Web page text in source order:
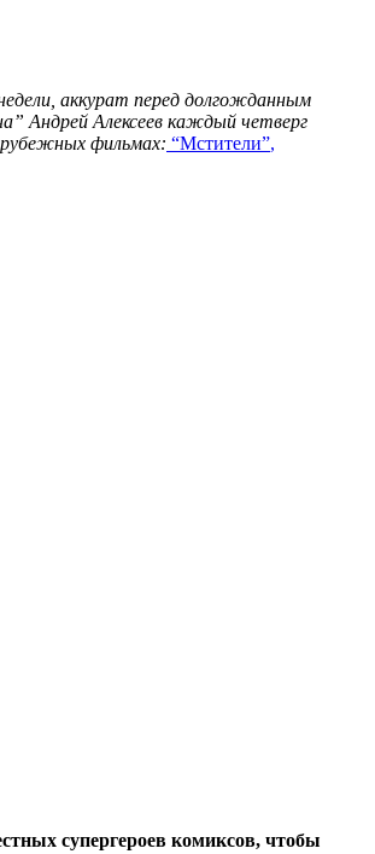
аккурат перед долгожданным
Андрей Алексеев каждый четверг
фильмах: “Мстители”,
супергероев комиксов, чтобы